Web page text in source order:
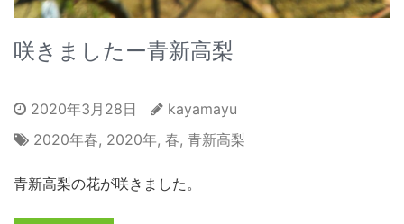
咲きましたー青新高梨
2020年3月28日
kayamayu
2020年春, 2020年, 春, 青新高梨
青新高梨の花が咲きました。